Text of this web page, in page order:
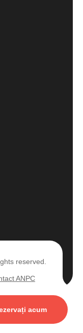
reserved.
ANPC
acum